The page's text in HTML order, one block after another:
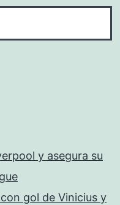
y asegura su
gol de Vinicius y